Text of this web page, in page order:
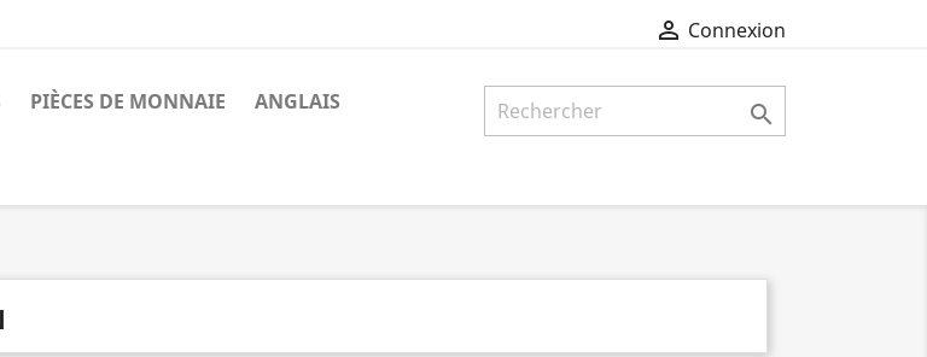
 Connexion

PIÈCES DE MONNAIE ANGLAIS